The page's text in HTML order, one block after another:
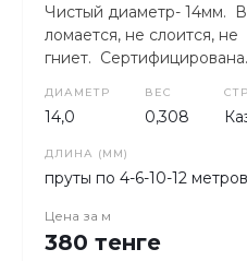
Чистый диаметр- 14мм.
ломается, не слоится, не
гниет. Сертифицирована.
ДИАМЕТР
14,0
ВЕС
0,308
ДЛИНА (ММ)
пруты по 4-6-10-12 метров
Цена за м
380 тенге